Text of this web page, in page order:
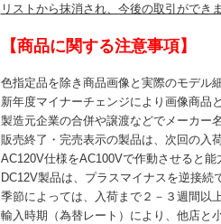
リストから抹消され、今後の取引ができ
【商品に関する注意事項】
色指定品を除き商品画像と実際のモデル
新年度マイナーチェンジにより画像商品
製造元企業の合併や譲渡などでメーカー
販売終了・完売表示の製品は、次回の入
AC120V仕様をAC100Vで作動させると
DC12V製品は、プラスマイナスを逆接
季節によっては、入荷まで２－３週間以
輸入時期（為替レート）により、他店と